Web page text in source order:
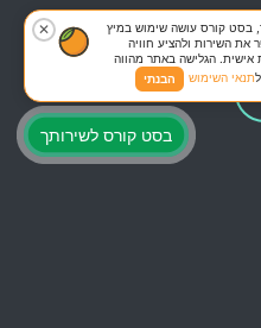
✕
בסט קורס עושה שימוש במיץ
את השירות ולהציע חוויה
אישית. הגלישה באתר מהווה
תנאי השימוש הבנתי
בסט קורס לשירותך